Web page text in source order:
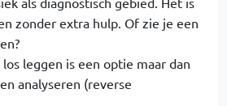
zonder extra hulp. Of zie je een
leggen is een optie maar dan
analyseren (reverse